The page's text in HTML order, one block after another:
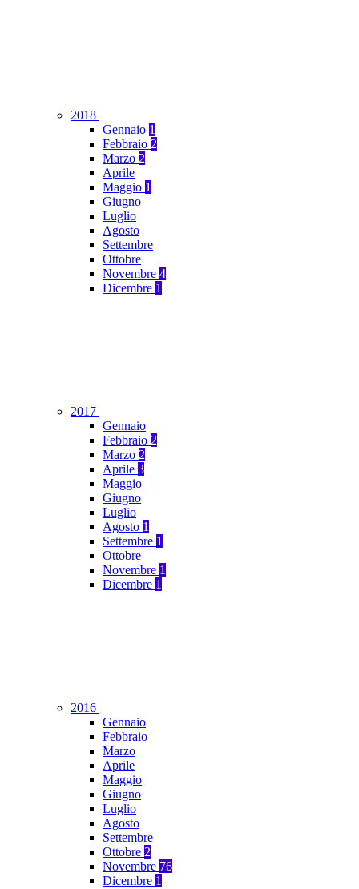
2018
Gennaio 1
Febbraio 2
Marzo 2
Aprile
Maggio 1
Giugno
Luglio
Agosto
Settembre
Ottobre
Novembre 4
Dicembre 1
2017
Gennaio
Febbraio 2
Marzo 2
Aprile 3
Maggio
Giugno
Luglio
Agosto 1
Settembre 1
Ottobre
Novembre 1
Dicembre 1
2016
Gennaio
Febbraio
Marzo
Aprile
Maggio
Giugno
Luglio
Agosto
Settembre
Ottobre 2
Novembre 76
Dicembre 1